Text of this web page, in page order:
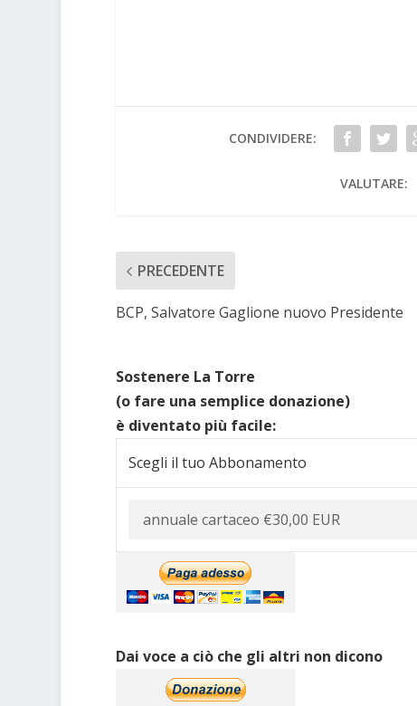
CONDIVIDERE:
VALUTARE:
PRECEDENTE
BCP, Salvatore Gaglione nuovo Presidente
Sostenere La Torre
(o fare una semplice donazione)
è diventato più facile:
Scegli il tuo Abbonamento
Dai voce a ciò che gli altri non dicono